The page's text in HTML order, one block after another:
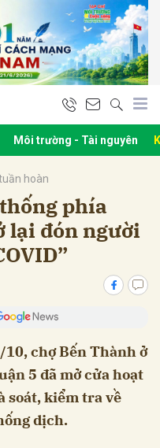
Môi trường - Tài nguyên
hoàn
phía
lại đón người
chợ Bến Thành ở
5 đã mở cửa hoạt
soát, kiểm tra về
dịch.